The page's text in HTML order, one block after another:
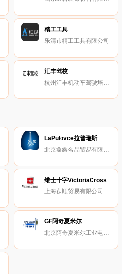
精工工具
乐清市精工工具有限公司
汇丰驾校
LaPulovce拉普瑞斯
北京鑫鑫名品贸易有限公司
维士十字VictoriaCross
上海葆顺贸易有限公司
GF阿奇夏米尔
北京阿奇夏米尔工业电子有限公司